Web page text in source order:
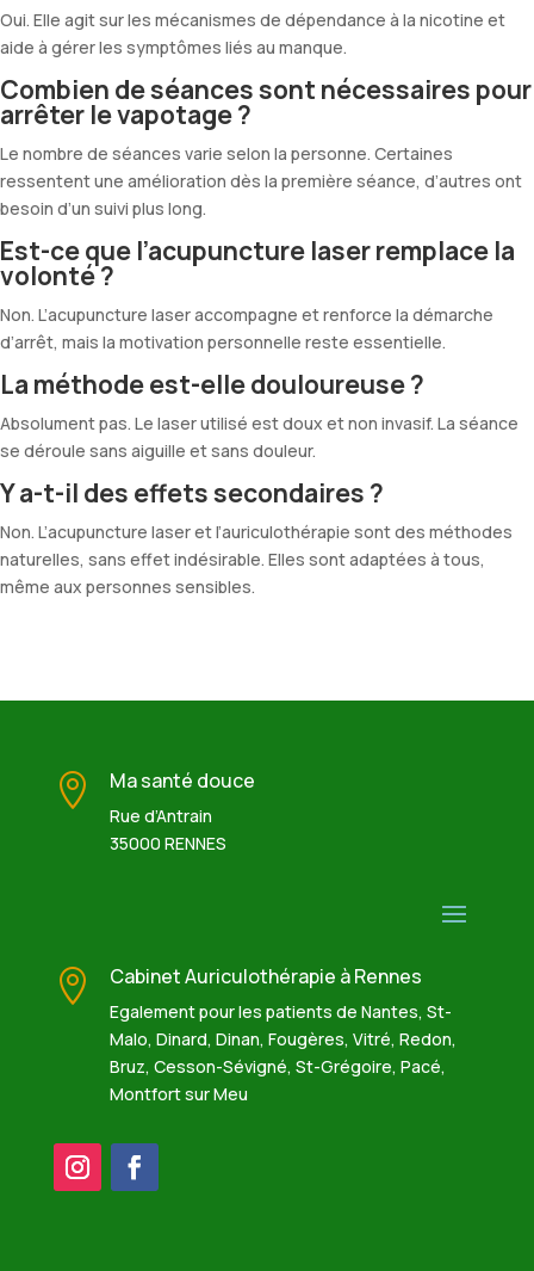
Oui. Elle agit sur les mécanismes de dépendance à la nicotine et
aide à gérer les symptômes liés au manque.
Combien de séances sont nécessaires pour
arrêter le vapotage ?
Le nombre de séances varie selon la personne. Certaines
ressentent une amélioration dès la première séance, d’autres ont
besoin d’un suivi plus long.
Est-ce que l’acupuncture laser remplace la
volonté ?
Non. L’acupuncture laser accompagne et renforce la démarche
d’arrêt, mais la motivation personnelle reste essentielle.
La méthode est-elle douloureuse ?
Absolument pas. Le laser utilisé est doux et non invasif. La séance
se déroule sans aiguille et sans douleur.
Y a-t-il des effets secondaires ?
Non. L’acupuncture laser et l’auriculothérapie sont des méthodes
naturelles, sans effet indésirable. Elles sont adaptées à tous,
même aux personnes sensibles.
 Ma santé douce
Rue d’Antrain
35000 RENNES
 Cabinet Auriculothérapie à Rennes
Egalement pour les patients de Nantes, St-
Malo, Dinard, Dinan, Fougères, Vitré, Redon,
Bruz, Cesson-Sévigné, St-Grégoire, Pacé,
Montfort sur Meu